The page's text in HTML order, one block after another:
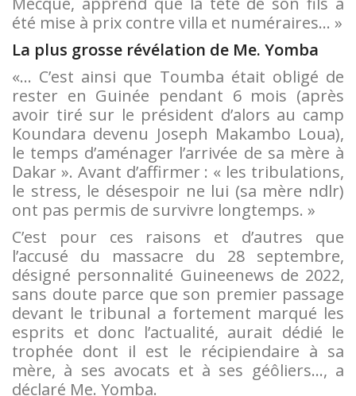
été mise à prix contre villa et numéraires… »
La plus grosse révélation de Me. Yomba
«… C’est ainsi que Toumba était obligé de
rester en Guinée pendant 6 mois (après
avoir tiré sur le président d’alors au camp
Koundara devenu Joseph Makambo Loua),
le temps d’aménager l’arrivée de sa mère à
Dakar ». Avant d’affirmer : « les tribulations,
le stress, le désespoir ne lui (sa mère ndlr)
ont pas permis de survivre longtemps. »
C’est pour ces raisons et d’autres que
l’accusé du massacre du 28 septembre,
désigné personnalité Guineenews de 2022,
sans doute parce que son premier passage
devant le tribunal a fortement marqué les
esprits et donc l’actualité, aurait dédié le
trophée dont il est le récipiendaire à sa
mère, à ses avocats et à ses géôliers…, a
déclaré Me. Yomba.